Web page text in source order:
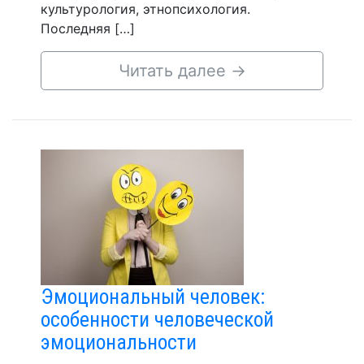
культурология, этнопсихология.
Последняя […]
Читать далее →
Эмоциональный человек:
особенности человеческой
эмоциональности